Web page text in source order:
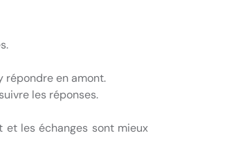
répondre en amont.
les réponses.
les échanges sont mieux